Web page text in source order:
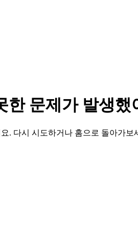
한 문제가 발생했
. 다시 시도하거나 홈으로 돌아가보